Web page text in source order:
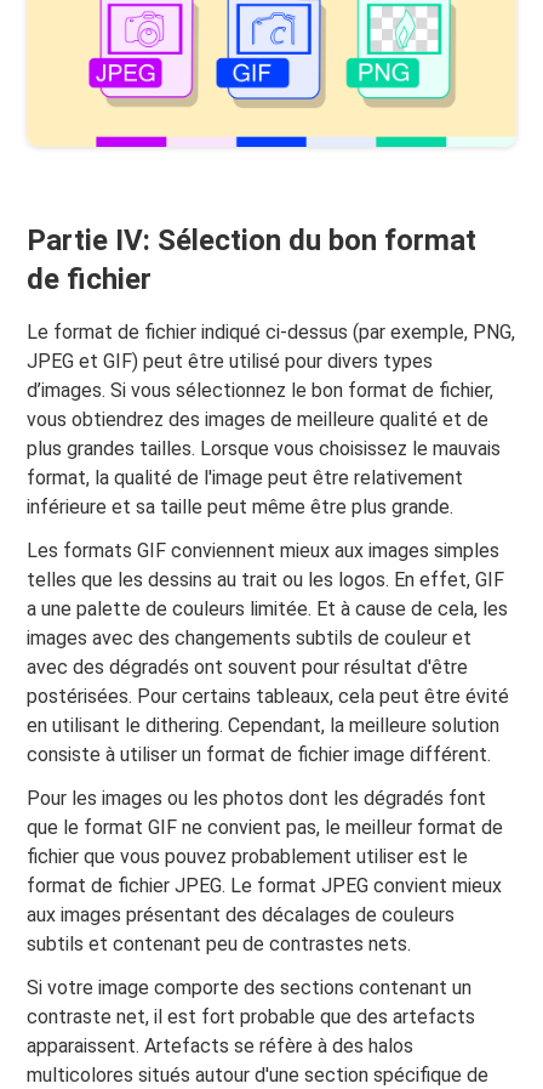
Partie IV: Sélection du bon format
de fichier
Le format de fichier indiqué ci-dessus (par exemple, PNG,
JPEG et GIF) peut être utilisé pour divers types
d’images. Si vous sélectionnez le bon format de fichier,
vous obtiendrez des images de meilleure qualité et de
plus grandes tailles. Lorsque vous choisissez le mauvais
format, la qualité de l'image peut être relativement
inférieure et sa taille peut même être plus grande.
Les formats GIF conviennent mieux aux images simples
telles que les dessins au trait ou les logos. En effet, GIF
a une palette de couleurs limitée. Et à cause de cela, les
images avec des changements subtils de couleur et
avec des dégradés ont souvent pour résultat d'être
postérisées. Pour certains tableaux, cela peut être évité
en utilisant le dithering. Cependant, la meilleure solution
consiste à utiliser un format de fichier image différent.
Pour les images ou les photos dont les dégradés font
que le format GIF ne convient pas, le meilleur format de
fichier que vous pouvez probablement utiliser est le
format de fichier JPEG. Le format JPEG convient mieux
aux images présentant des décalages de couleurs
subtils et contenant peu de contrastes nets.
Si votre image comporte des sections contenant un
contraste net, il est fort probable que des artefacts
apparaissent. Artefacts se réfère à des halos
multicolores situés autour d'une section spécifique de